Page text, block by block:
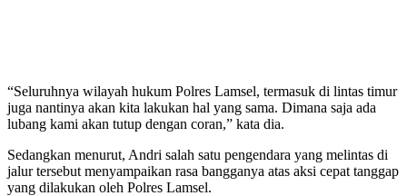
“Seluruhnya wilayah hukum Polres Lamsel, termasuk di lintas timur
juga nantinya akan kita lakukan hal yang sama. Dimana saja ada
lubang kami akan tutup dengan coran,” kata dia.
Sedangkan menurut, Andri salah satu pengendara yang melintas di
jalur tersebut menyampaikan rasa bangganya atas aksi cepat tanggap
yang dilakukan oleh Polres Lamsel.